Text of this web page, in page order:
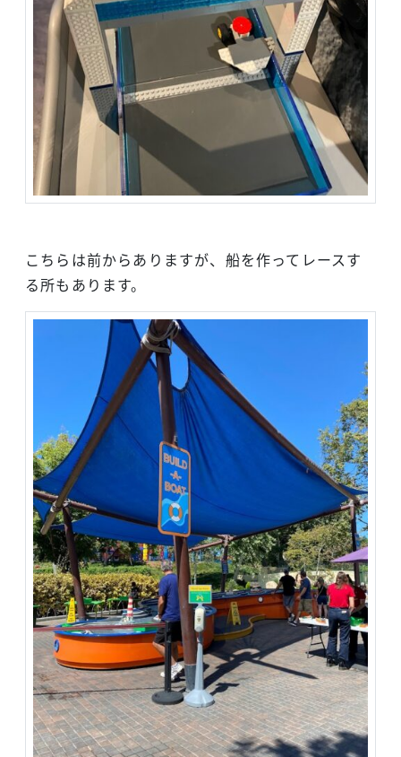
こちらは前からありますが、船を作ってレースす
る所もあります。